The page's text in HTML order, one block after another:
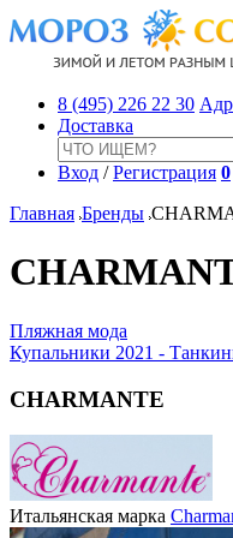
8 (495) 226 22 30
Доставка
Вход /Регистрация 0
Главная Бренды
Пляжная мода
Купальники 2021 -
CHARMANTE
Итальянская марка